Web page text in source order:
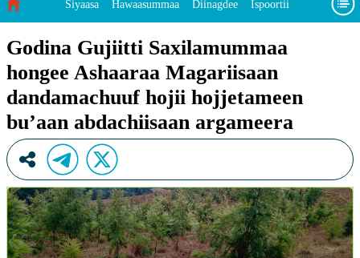
Siyaasa Hawaasummaa Diinagdee Ispoortii
Waa’ee keenya
Godina Gujiitti Saxilamummaa
hongee Ashaaraa Magariisaan
dandamachuuf hojii hojjetameen
bu’aan abdachiisaan argameera